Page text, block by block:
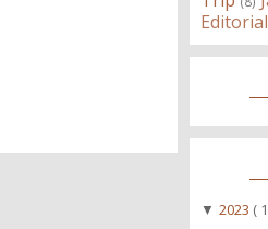
Editorial
▼2023 (